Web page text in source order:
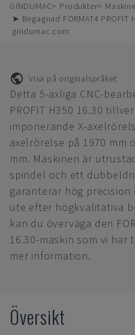
GINDUMAC Produkter
➤ Begagnad FORMAT4 PROFIT
gindumac.com
Visa på originalspråket
Detta 5-axliga CNC-
PROFIT H350 16.30
imponerande X-
axelrörelse på 1970 mm
mm. Maskinen är
spindel och ett
garanterar hög
ute efter högkvalitativa
kan du överväga den
16.30-maskin som vi
mer information.
Översikt